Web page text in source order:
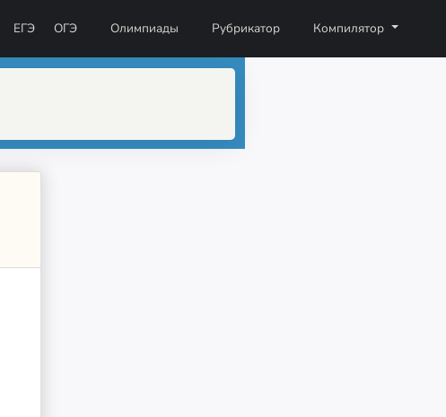
ЕГЭ ОГЭ Олимпиады Рубрикатор Компилятор